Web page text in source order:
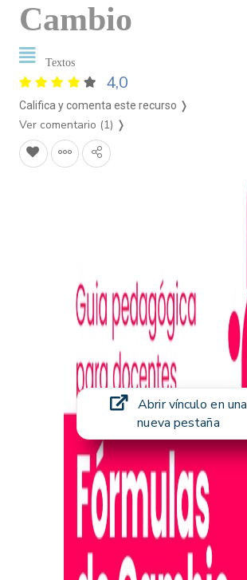
Cambio
Textos
4,0
Califica y comenta este recurso ❭
Ver comentario (1) ❭
Abrir vínculo en una
nueva pestaña